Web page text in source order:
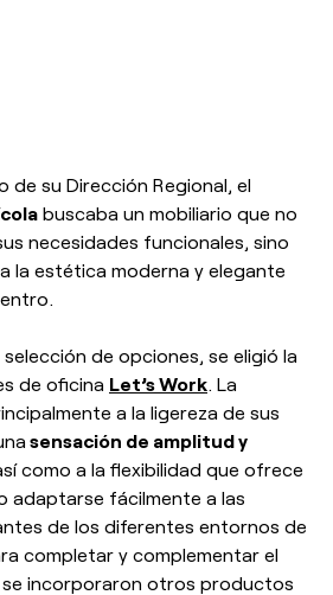
de su Dirección Regional, el
buscaba un mobiliario que no
necesidades funcionales, sino
la estética moderna y elegante
de opciones, se eligió la
de oficina Let’s Work . La
a la ligereza de sus
sensación de amplitud y
como a la flexibilidad que ofrece
adaptarse fácilmente a las
de los diferentes entornos de
completar y complementar el
incorporaron otros productos